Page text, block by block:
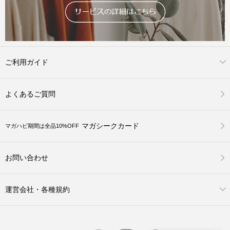
ご利用ガイド
よくあるご質問
マガハピ期間は全品10%OFF マガシークカード
お問い合わせ
運営会社・各種規約